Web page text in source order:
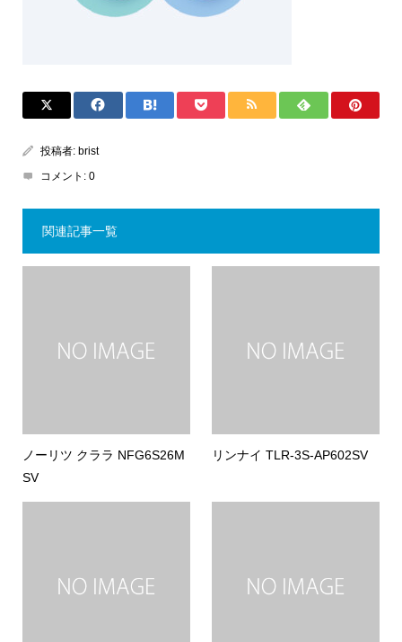
投稿者: brist
コメント: 0
関連記事一覧
ノーリツ クララ NFG6S26M
SV
リンナイ TLR-3S-AP602SV